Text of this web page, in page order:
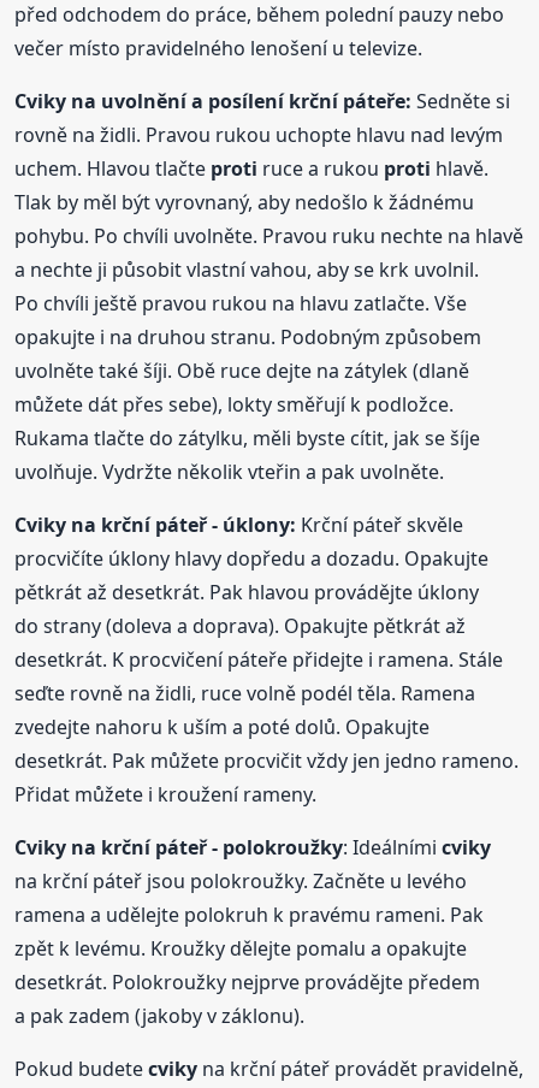
před odchodem do práce, během polední pauzy nebo
večer místo pravidelného lenošení u televize.
Cviky na uvolnění a posílení krční páteře: Sedněte si
rovně na židli. Pravou rukou uchopte hlavu nad levým
uchem. Hlavou tlačte proti ruce a rukou proti hlavě.
Tlak by měl být vyrovnaný, aby nedošlo k žádnému
pohybu. Po chvíli uvolněte. Pravou ruku nechte na hlavě
a nechte ji působit vlastní vahou, aby se krk uvolnil.
Po chvíli ještě pravou rukou na hlavu zatlačte. Vše
opakujte i na druhou stranu. Podobným způsobem
uvolněte také šíji. Obě ruce dejte na zátylek (dlaně
můžete dát přes sebe), lokty směřují k podložce.
Rukama tlačte do zátylku, měli byste cítit, jak se šíje
uvolňuje. Vydržte několik vteřin a pak uvolněte.
Cviky na krční páteř - úklony: Krční páteř skvěle
procvičíte úklony hlavy dopředu a dozadu. Opakujte
pětkrát až desetkrát. Pak hlavou provádějte úklony
do strany (doleva a doprava). Opakujte pětkrát až
desetkrát. K procvičení páteře přidejte i ramena. Stále
seďte rovně na židli, ruce volně podél těla. Ramena
zvedejte nahoru k uším a poté dolů. Opakujte
desetkrát. Pak můžete procvičit vždy jen jedno rameno.
Přidat můžete i kroužení rameny.
Cviky na krční páteř - polokroužky: Ideálnímicviky
na krční páteř jsou polokroužky. Začněte u levého
ramena a udělejte polokruh k pravému rameni. Pak
zpět k levému. Kroužky dělejte pomalu a opakujte
desetkrát. Polokroužky nejprve provádějte předem
a pak zadem (jakoby v záklonu).
Pokud budetecviky na krční páteř provádět pravidelně,